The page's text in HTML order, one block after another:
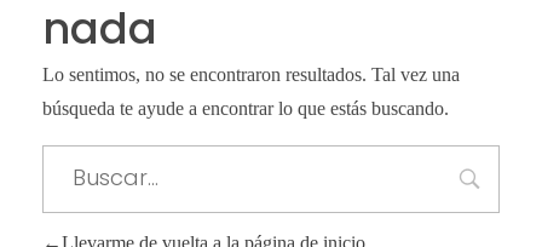
nada
Lo sentimos, no se encontraron resultados. Tal vez una
búsqueda te ayude a encontrar lo que estás buscando.
Llevarme de vuelta a la página de inicio